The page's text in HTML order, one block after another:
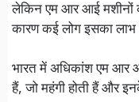
लेकिन एम आर आई मशीनों
कारण कई लोग इसका लाभ
भारत में अधिकांश एम आर आई
हैं, जो महंगी होती हैं और